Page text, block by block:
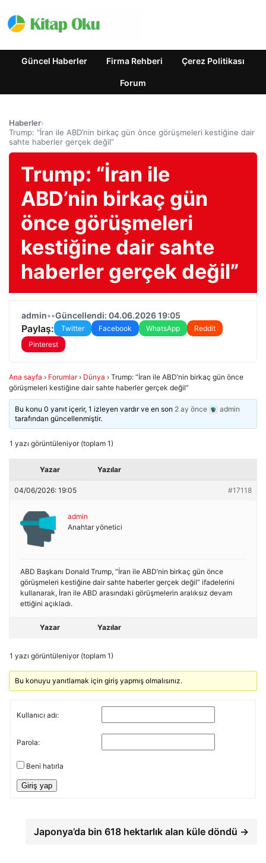
Güncel Haberler Firma Rehberi Çerez Politikası
Forum
Haberler›
Trump: “İran ile ABD’nin birkaç gün önce görüşmeleri kestiğine dair
sahte haberler gerçek değil”
Trump: “İran ile
ABD’nin birkaç gün
önce görüşmeleri
kestiğine dair sahte
haberler gerçek değil”
admin••Güncellendi: 04.06.2026 19:05
Paylaş: Twitter Facebook WhatsApp
Reddit
Pinterest
Ana sayfa › Forumlar › Dünya › Trump: “İran ile ABD’nin birkaç gün önce
görüşmeleri kestiğine dair sahte haberler gerçek değil”
Bu konu 0 yanıt içerir, 1 izleyen vardır ve en son 2 ay önce
admin
tarafından güncellenmiştir.
1 yazı görüntüleniyor (toplam 1)
Yazar Yazılar
04/06/2026: 19:05 #17118
admin
Anahtar yönetici
ABD Başkanı Donald Trump, “İran ile ABD’nin birkaç gün önce
görüşmeleri kestiğine dair sahte haberler gerçek değil” ifadelerini
kullanarak, İran ile ABD arasındaki görüşmelerin aralıksız devam
ettiğini açıkladı.
Yazar Yazılar
1 yazı görüntüleniyor (toplam 1)
Bu konuyu yanıtlamak için giriş yapmış olmalısınız.
Kullanıcı adı:
Parola:
Beni hatırla
Giriş yap
Japonya’da bin 618 hektarlık alan küle döndü →